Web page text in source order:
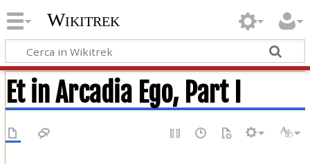
Wikitrek
Et in Arcadia Ego, Part I